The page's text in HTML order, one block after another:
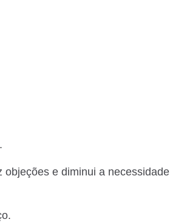
e diminui a necessidade